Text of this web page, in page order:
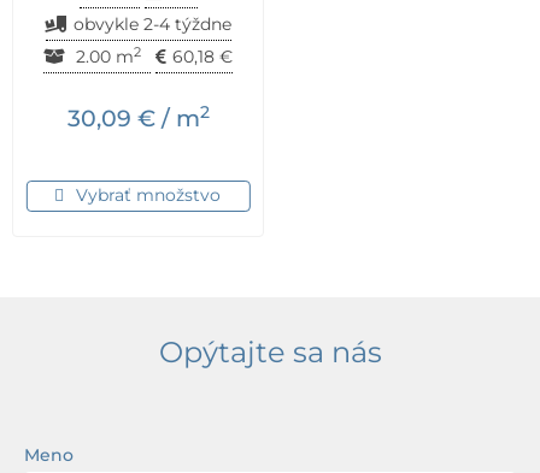
obvykle 2-4 týždne
2.00 m2 60,18 €
30,09 €/ m2
Vybrať množstvo
Opýtajte sa nás
Meno